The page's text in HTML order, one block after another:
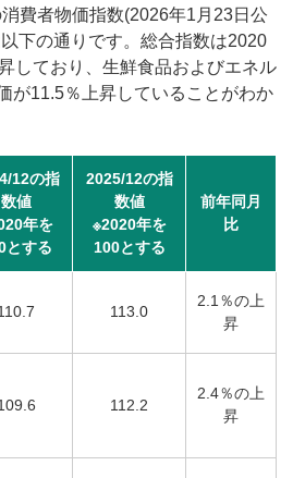
費者物価指数(2026年1月23日公
下の通りです。総合指数は2020
しており、生鮮食品およびエネル
が11.5％上昇していることがわか
12の指
数値
年を
とする
2025/12の指
数値
※2020年を
100とする
前年同月
比
113.0
2.1％の上
昇
112.2
2.4％の上
昇